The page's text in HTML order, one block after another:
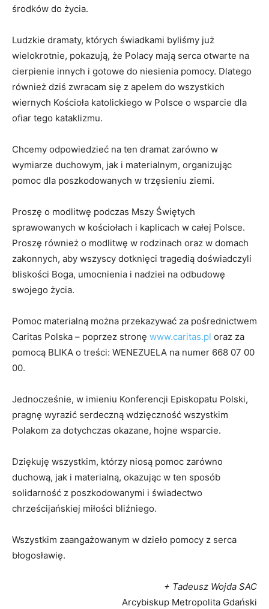
środków do życia.
Ludzkie dramaty, których świadkami byliśmy już
wielokrotnie, pokazują, że Polacy mają serca otwarte na
cierpienie innych i gotowe do niesienia pomocy. Dlatego
również dziś zwracam się z apelem do wszystkich
wiernych Kościoła katolickiego w Polsce o wsparcie dla
ofiar tego kataklizmu.
Chcemy odpowiedzieć na ten dramat zarówno w
wymiarze duchowym, jak i materialnym, organizując
pomoc dla poszkodowanych w trzęsieniu ziemi.
Proszę o modlitwę podczas Mszy Świętych
sprawowanych w kościołach i kaplicach w całej Polsce.
Proszę również o modlitwę w rodzinach oraz w domach
zakonnych, aby wszyscy dotknięci tragedią doświadczyli
bliskości Boga, umocnienia i nadziei na odbudowę
swojego życia.
Pomoc materialną można przekazywać za pośrednictwem
Caritas Polska – poprzez stronę www.caritas.pl oraz za
pomocą BLIKA o treści: WENEZUELA na numer 668 07 00
00.
Jednocześnie, w imieniu Konferencji Episkopatu Polski,
pragnę wyrazić serdeczną wdzięczność wszystkim
Polakom za dotychczas okazane, hojne wsparcie.
Dziękuję wszystkim, którzy niosą pomoc zarówno
duchową, jak i materialną, okazując w ten sposób
solidarność z poszkodowanymi i świadectwo
chrześcijańskiej miłości bliźniego.
Wszystkim zaangażowanym w dzieło pomocy z serca
błogosławię.
+ Tadeusz Wojda SAC
Arcybiskup Metropolita Gdański